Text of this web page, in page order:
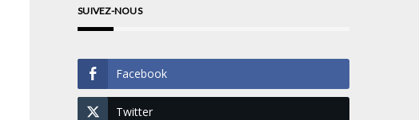
SUIVEZ-NOUS
Facebook
Twitter